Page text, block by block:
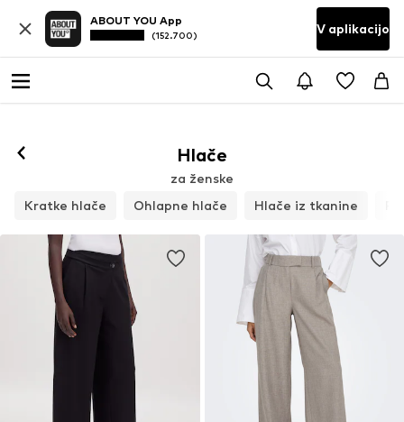
ABOUT YOU App
(152.700) V aplikacijo
Hlače
za ženske
Kratke hlače
Ohlapne hlače Hlače iz tkanine